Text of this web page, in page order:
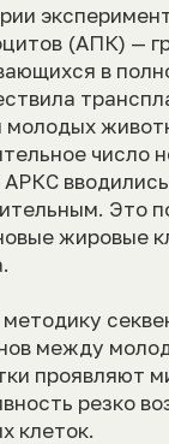
(АПК) —
в
молодых
число
Это
жировые
между
проявляют
резко
клеток.